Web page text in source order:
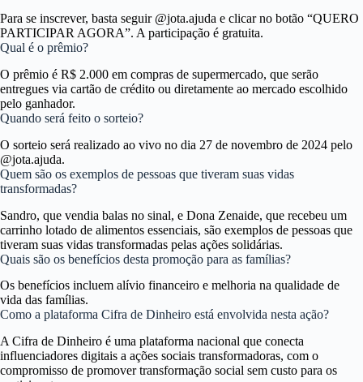
Para se inscrever, basta seguir @jota.ajuda e clicar no botão “QUERO
PARTICIPAR AGORA”. A participação é gratuita.
Qual é o prêmio?
O prêmio é R$ 2.000 em compras de supermercado, que serão
entregues via cartão de crédito ou diretamente ao mercado escolhido
pelo ganhador.
Quando será feito o sorteio?
O sorteio será realizado ao vivo no dia 27 de novembro de 2024 pelo
@jota.ajuda.
Quem são os exemplos de pessoas que tiveram suas vidas
transformadas?
Sandro, que vendia balas no sinal, e Dona Zenaide, que recebeu um
carrinho lotado de alimentos essenciais, são exemplos de pessoas que
tiveram suas vidas transformadas pelas ações solidárias.
Quais são os benefícios desta promoção para as famílias?
Os benefícios incluem alívio financeiro e melhoria na qualidade de
vida das famílias.
Como a plataforma Cifra de Dinheiro está envolvida nesta ação?
A Cifra de Dinheiro é uma plataforma nacional que conecta
influenciadores digitais a ações sociais transformadoras, com o
compromisso de promover transformação social sem custo para os